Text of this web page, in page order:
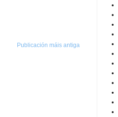
Publicación máis antiga